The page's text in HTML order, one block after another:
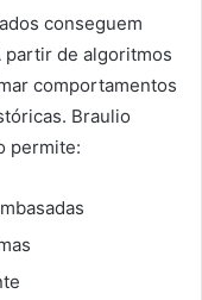
conseguem
partir de algoritmos
comportamentos
Braulio
permite: